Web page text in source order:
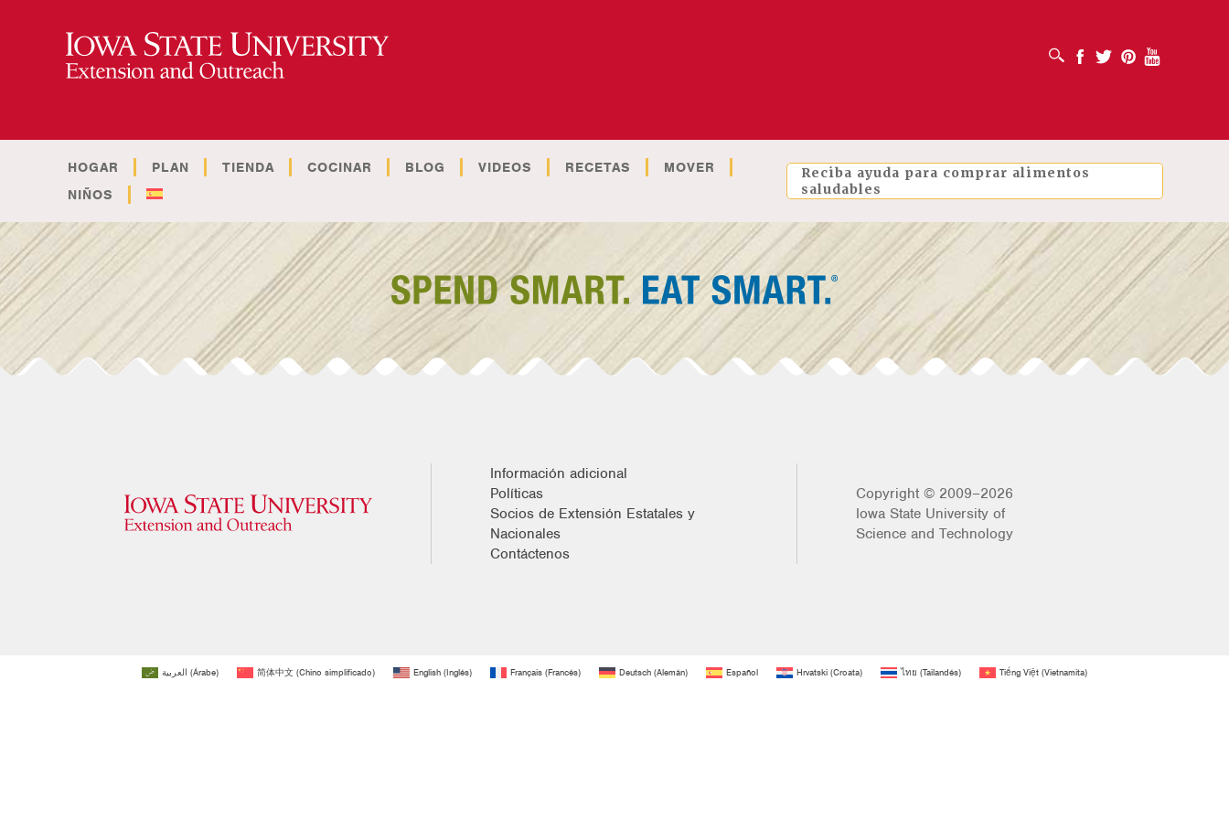
ABRIR CUADRO DE BÚSQUEDA
Facebook
Twitter PinterestYoutube
HOGAR PLAN TIENDA COCINAR BLOG VIDEOS RECETAS
MOVER
NIÑOS
Reciba ayuda para comprar alimentos
saludables
Información adicional
Políticas
Socios de Extensión Estatales y
Nacionales
Contáctenos
Copyright © 2009–2026
Iowa State University of
Science and Technology
العربية (Árabe) 简体中文 (Chino simplificado) English (Inglés) Français (Francés) Deutsch (Alemán) Español Hrvatski (Croata) ไทย (Tailandés) Tiếng Việt (Vietnamita)